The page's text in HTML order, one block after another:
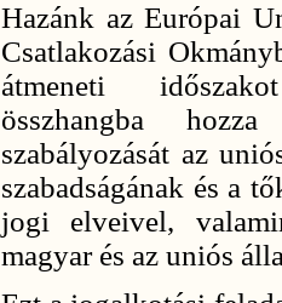
Hazánk az Európai
Csatlakozási
átmeneti
összhangba
szabályozását az
szabadságának és a
jogi elveivel,
magyar és az uniós